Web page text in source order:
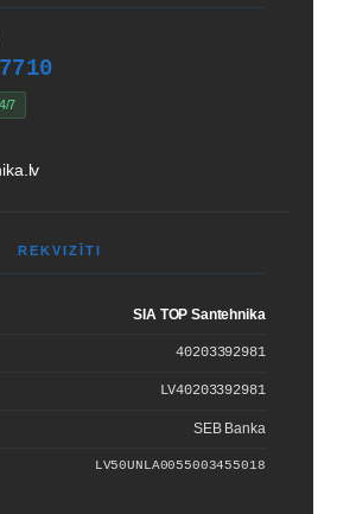
7
REKVIZĪTI
SIA TOP Santehnika
40203392981
LV40203392981
SEB Banka
LV50UNLA0055003455018